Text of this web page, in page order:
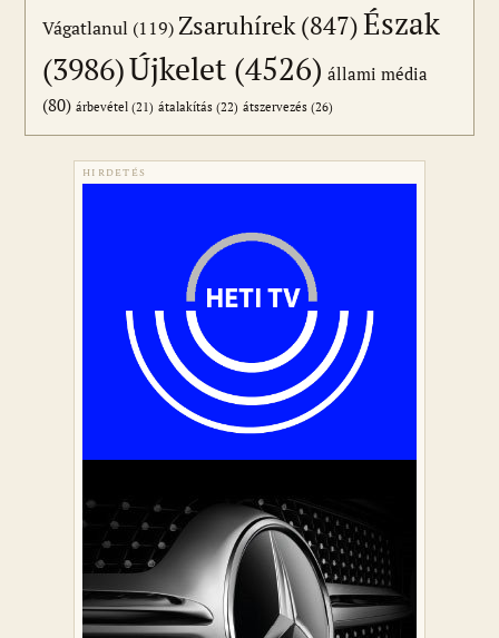
Vágatlanul (119) Zsaruhírek (847)Észak
(3986)Újkelet (4526) állami média
(80) árbevétel (21) átalakítás (22) átszervezés (26)
HIRDETÉS